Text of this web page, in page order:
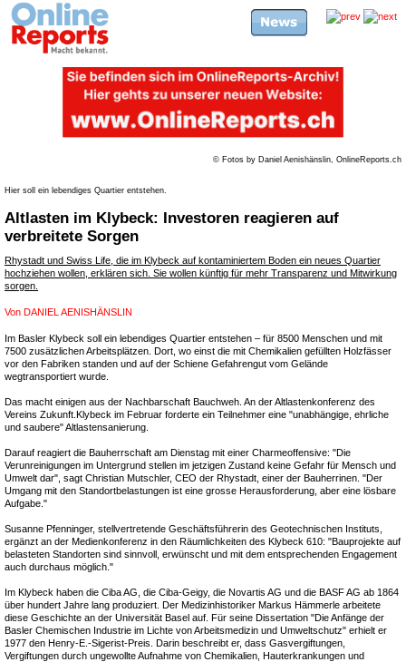
© Fotos by Daniel Aenishänslin, OnlineReports.ch
Hier soll ein lebendiges Quartier entstehen.
Altlasten im Klybeck: Investoren reagieren auf
verbreitete Sorgen
Rhystadt und Swiss Life, die im Klybeck auf kontaminiertem Boden ein neues Quartier
hochziehen wollen, erklären sich. Sie wollen künftig für mehr Transparenz und Mitwirkung
sorgen.
Von DANIEL AENISHÄNSLIN
Im Basler Klybeck soll ein lebendiges Quartier entstehen – für 8500 Menschen und mit
7500 zusätzlichen Arbeitsplätzen. Dort, wo einst die mit Chemikalien gefüllten Holzfässer
vor den Fabriken standen und auf der Schiene Gefahrengut vom Gelände
wegtransportiert wurde.
Das macht einigen aus der Nachbarschaft Bauchweh. An der Altlastenkonferenz des
Vereins Zukunft.Klybeck im Februar forderte ein Teilnehmer eine "unabhängige, ehrliche
und saubere" Altlastensanierung.
Darauf reagiert die Bauherrschaft am Dienstag mit einer Charmeoffensive: "Die
Verunreinigungen im Untergrund stellen im jetzigen Zustand keine Gefahr für Mensch und
Umwelt dar", sagt Christian Mutschler, CEO der Rhystadt, einer der Bauherrinen. "Der
Umgang mit den Standortbelastungen ist eine grosse Herausforderung, aber eine lösbare
Aufgabe."
Susanne Pfenninger, stellvertretende Geschäftsführerin des Geotechnischen Instituts,
ergänzt an der Medienkonferenz in den Räumlichkeiten des Klybeck 610: "Bauprojekte auf
belasteten Standorten sind sinnvoll, erwünscht und mit dem entsprechenden Engagement
auch durchaus möglich."
Im Klybeck haben die Ciba AG, die Ciba-Geigy, die Novartis AG und die BASF AG ab 1864
über hundert Jahre lang produziert. Der Medizinhistoriker Markus Hämmerle arbeitete
diese Geschichte an der Universität Basel auf. Für seine Dissertation "Die Anfänge der
Basler Chemischen Industrie im Lichte von Arbeitsmedizin und Umweltschutz" erhielt er
1977 den Henry-E.-Sigerist-Preis. Darin beschreibt er, dass Gasvergiftungen,
Vergiftungen durch ungewollte Aufnahme von Chemikalien, Hauterkrankungen und